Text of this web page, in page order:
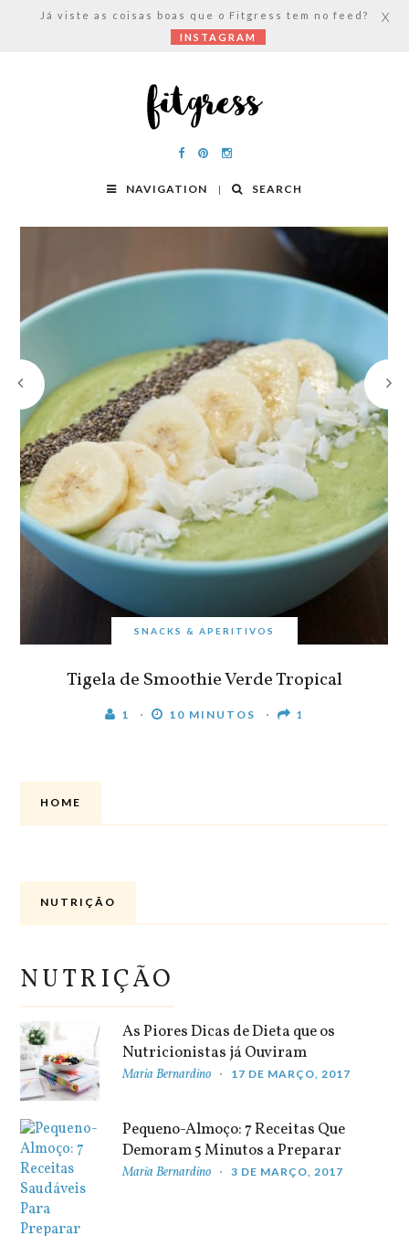
NAVIGATION SEARCH
SNACKS & APERITIVOS
Tigela de Smoothie Verde Tropical
1 10 MINUTOS 1
HOME
NUTRIÇÃO
NUTRIÇÃO
As Piores Dicas de Dieta que os
Nutricionistas já Ouviram
Maria Bernardino 17 DE MARÇO, 2017
Pequeno-Almoço: 7 Receitas Que
Demoram 5 Minutos a Preparar
Maria Bernardino 3 DE MARÇO, 2017
Já viste as coisas boas que o Fitgress tem no feed?
INSTAGRAM
X